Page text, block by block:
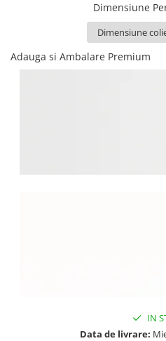
Dimensiune
Adauga si Ambalare Premium
IN
Data de livrare: